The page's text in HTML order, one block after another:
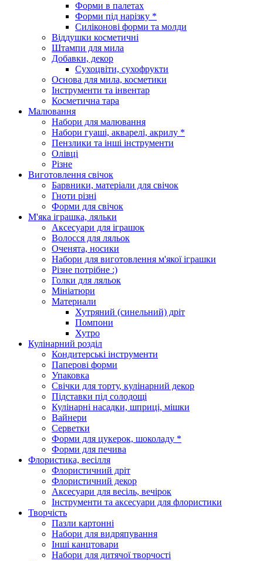
Форми в палетах
Форми під нарізку *
Силіконові форми та молди
Віддушки косметичні
Штампи для мила
Добавки, декор
Сухоцвіти, сухофрукти
Основа для мила, косметики
Інструменти та інвентар
Косметична тара
Малювання
Набори для малювання
Набори гуаші, акварелі, акрилу *
Пензлики та інші інструменти
Олівці
Різне
Виготовлення свічок
Барвники, матеріали для свічок
Гноти різні
Форми для свічок
М'яка іграшка, ляльки
Аксесуари для іграшок
Волосся для ляльок
Оченята, носики
Набори для виготовлення м'якої іграшки
Різне потрібне :)
Голки для ляльок
Мініатюри
Материали
Хутряний (синельний) дріт
Помпони
Хутро
Кулінарний розділ
Кондитерські інструменти
Паперові форми
Упаковка
Свічки для торту, кулінарний декор
Підставки під солодощі
Кулінарні насадки, шприці, мішки
Вайнери
Серветки
Форми для цукерок, шоколаду *
Форми для печива
Флористика, весілля
Флористичний дріт
Флористичний декор
Аксесуари для весіль, вечірок
Інструменти та аксесуари для флористики
Творчість
Пазли картонні
Набори для видряпування
Інші канцтовари
Набори для дитячої творчості